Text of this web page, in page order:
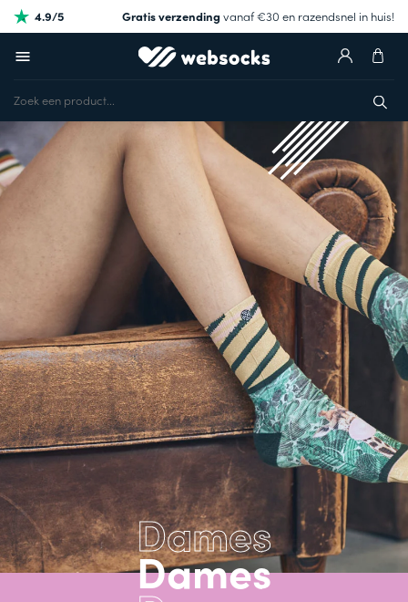
4.9/5 Gratis verzendingvanaf €30 en razendsnel in huis!
Dames